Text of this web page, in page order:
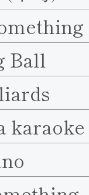
Ball
karaoke